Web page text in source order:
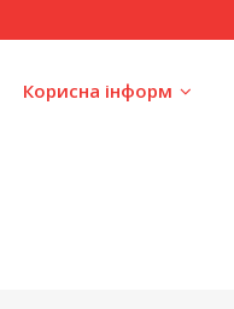
Корисна інформ